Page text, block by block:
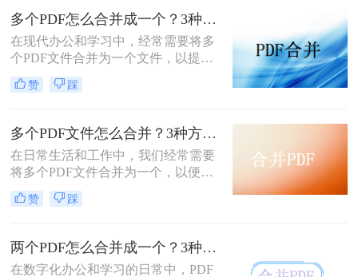
任务。
多个PDF怎么合并成一个？3种方法，1分钟全搞定！！
在现代办公和学习中，经常需要将多
个PDF文件合并为一个文件，以提高
文档管理的便利性和效率。那么多个
pdf怎么合并成一个pdf呢？本文将介
赞 踩
多个PDF文件怎么合并？3种方法，1分钟轻松搞定！!
在日常生活和工作中，我们经常需要
将多个PDF文件合并为一个，以便于
分享、存档或打印。那么如何合并pdf
文件呢？本文将介绍三种常用的PDF
赞 踩
两个PDF怎么合并成一个？3种方法，1分钟轻松搞定！
在数字化办公和学习的日常中，PDF